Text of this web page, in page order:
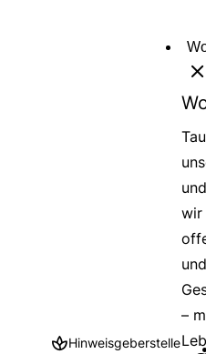
wir
–
Hinweisgeberstelle